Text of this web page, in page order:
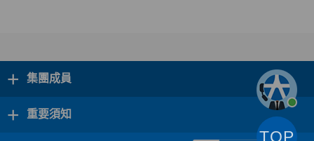
+ 集團成員
+ 重要須知
TOP